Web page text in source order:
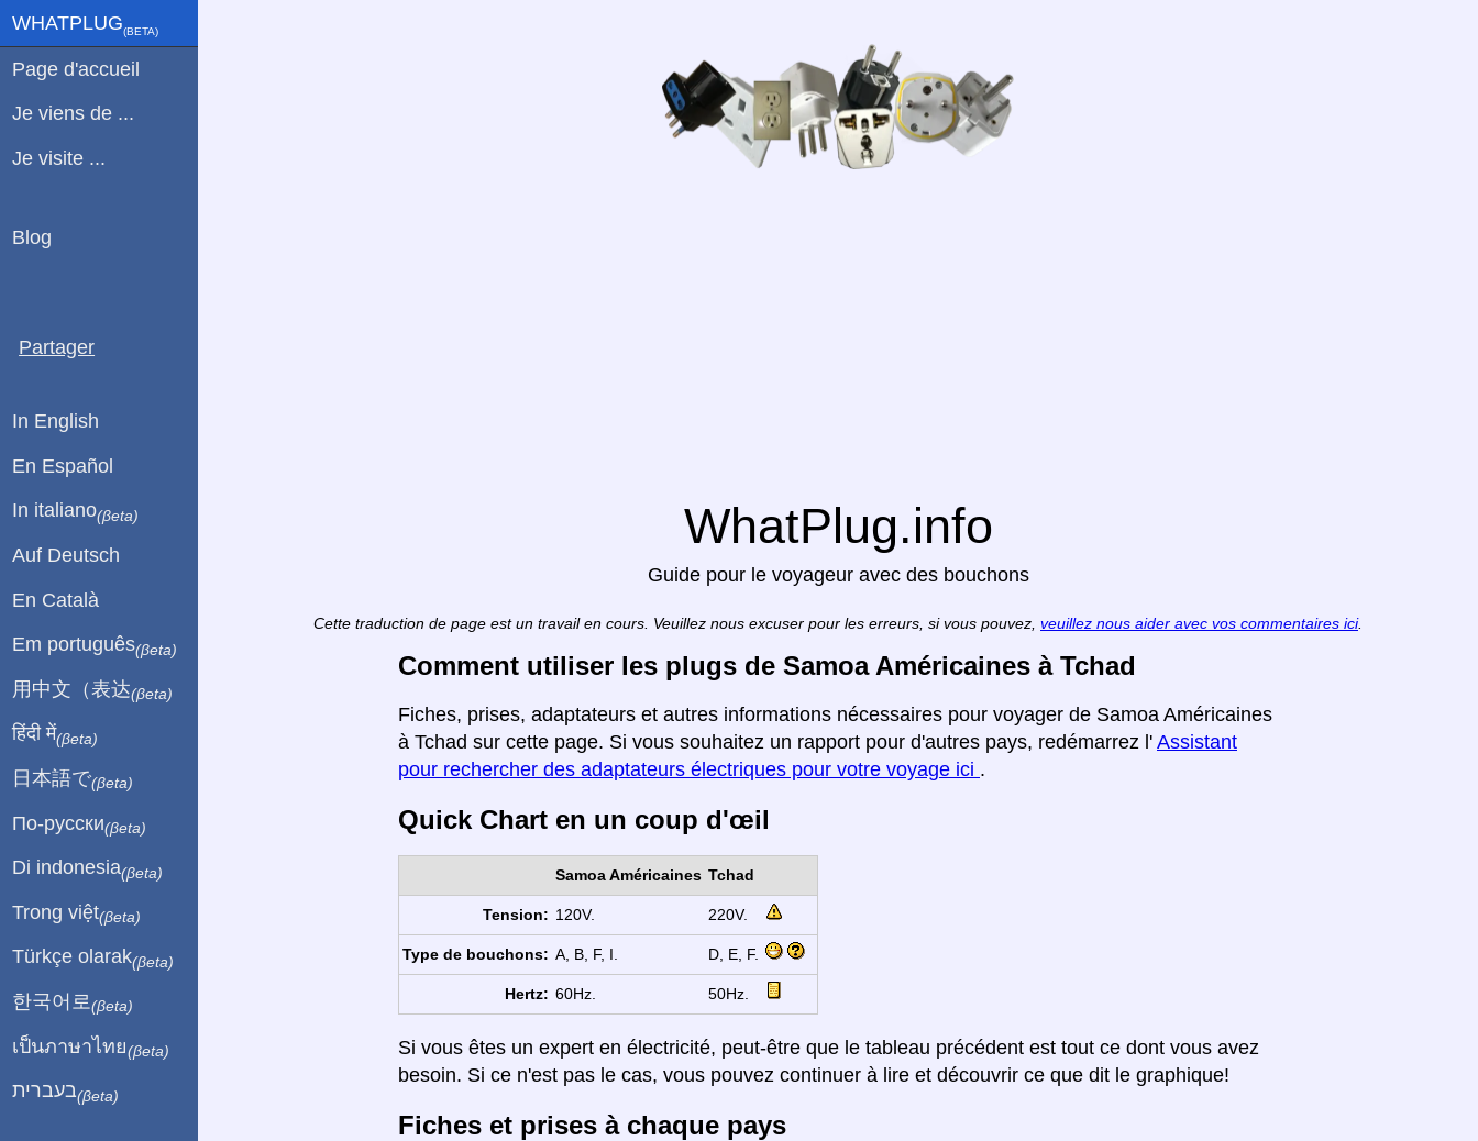
WhatPlug.info
Guide pour le voyageur avec des bouchons
Cette traduction de page est un travail en cours. Veuillez nous excuser pour les erreurs, si vous pouvez, veuillez nous aider avec vos commentaires ici.
Comment utiliser les plugs de Samoa Américaines à Tchad
Fiches, prises, adaptateurs et autres informations nécessaires pour voyager de Samoa Américaines
à Tchad sur cette page. Si vous souhaitez un rapport pour d'autres pays, redémarrez l' Assistant
pour rechercher des adaptateurs électriques pour votre voyage ici .
Quick Chart en un coup d'œil
Samoa Américaines Tchad
Tension: 120V. 220V.
Type de bouchons: A, B, F, I. D, E, F.
Hertz: 60Hz. 50Hz.
Si vous êtes un expert en électricité, peut-être que le tableau précédent est tout ce dont vous avez
besoin. Si ce n'est pas le cas, vous pouvez continuer à lire et découvrir ce que dit le graphique!
Fiches et prises à chaque pays
WHATPLUG(ΒETA)
Page d'accueil
Je viens de ...
Je visite ...
Blog
Partager
In English
En Español
In italiano(βeta)
Auf Deutsch
En Català
Em português(βeta)
用中文（表达(βeta)
हिंदी में(βeta)
日本語で(βeta)
По-русски(βeta)
Di indonesia(βeta)
Trong việt(βeta)
Türkçe olarak(βeta)
한국어로 (βeta)
เป็นภาษาไทย(βeta)
בעברית(βeta)